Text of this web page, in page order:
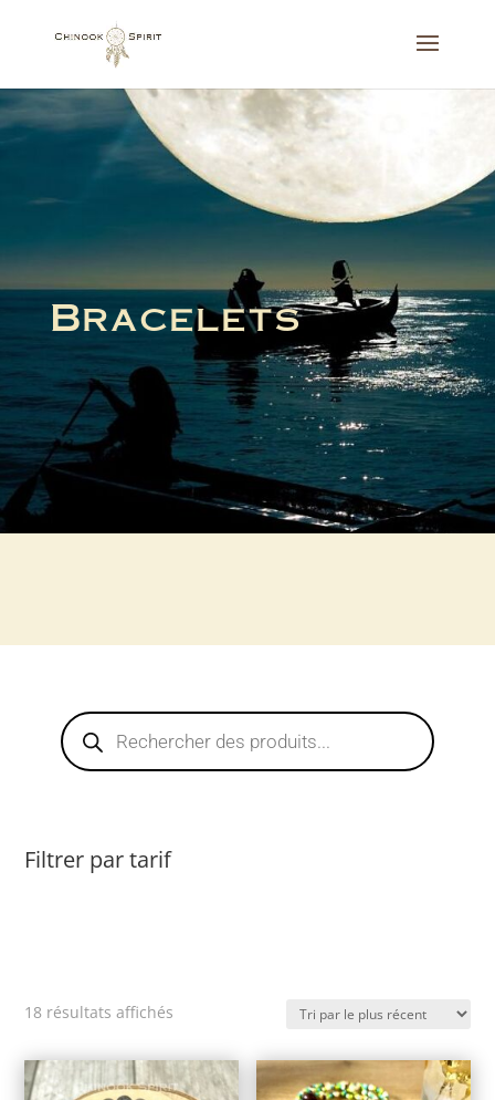
Bracelets
Recherche
de
produits
Filtrer par tarif
18 résultats affichés
plus
récent